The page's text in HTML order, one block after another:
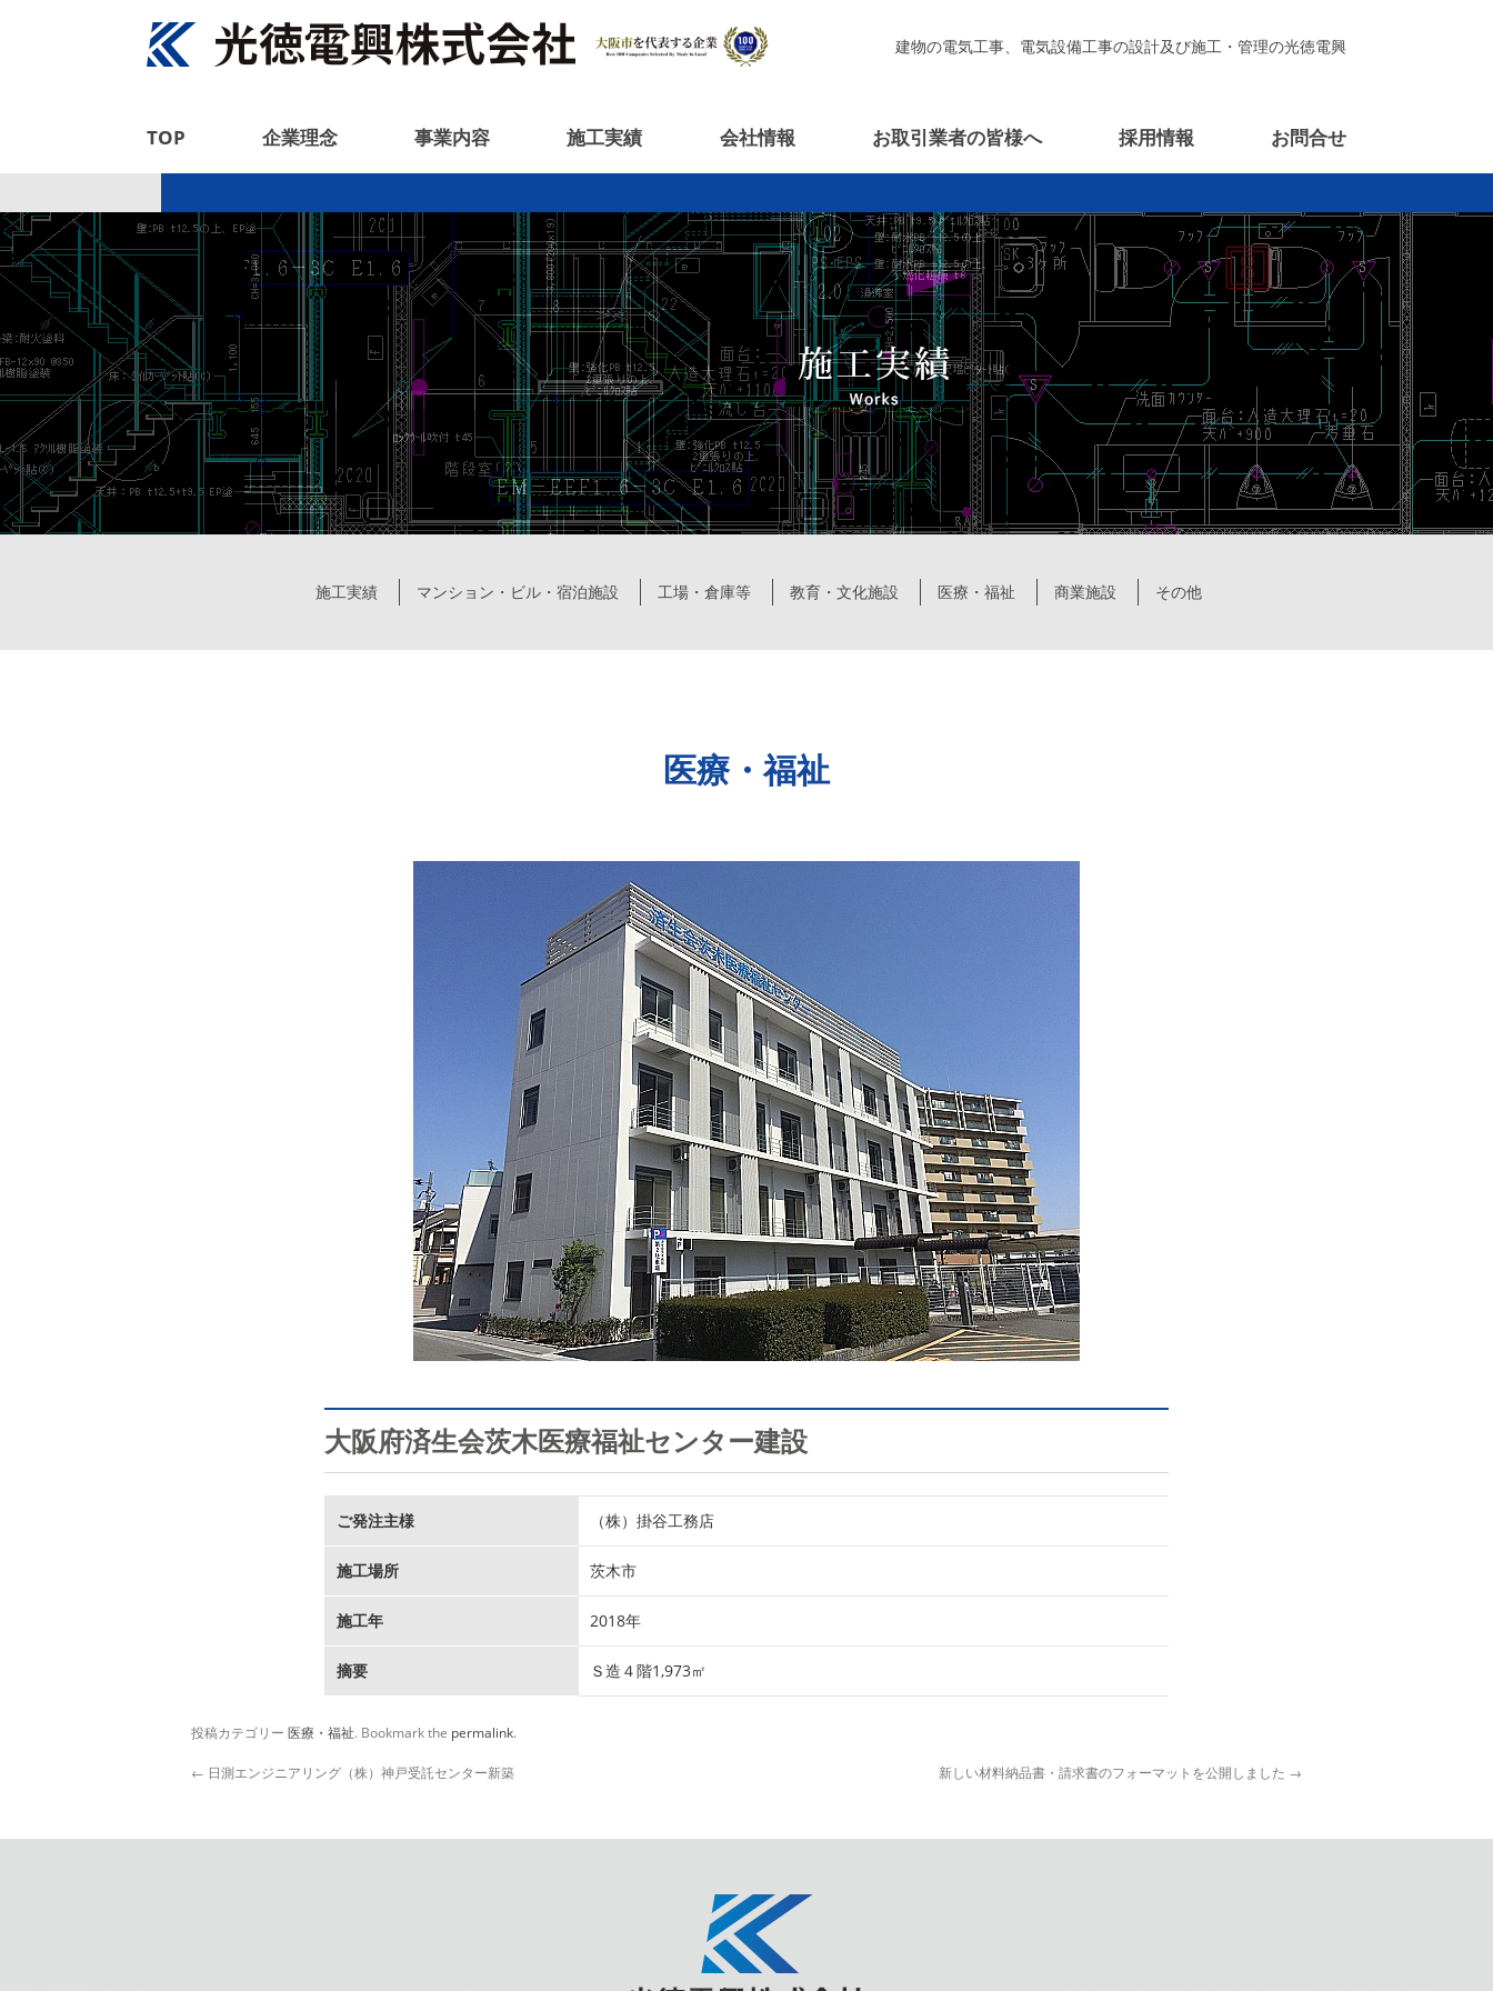
建物の電気工事、電気設備工事の設計及び施工・管理の光徳電興
TOP 企業理念 事業内容 施工実績 会社情報 お取引業者の皆様へ 採用情報 お問合せ
施工実績 マンション・ビル・宿泊施設 工場・倉庫等 教育・文化施設 医療・福祉 商業施設 その他
医療・福祉
大阪府済生会茨木医療福祉センター建設
ご発注主様 （株）掛谷工務店
施工場所 茨木市
施工年 2018年
摘要 Ｓ造４階1,973㎡
投稿カテゴリー 医療・福祉. Bookmark the permalink.
← 日測エンジニアリング（株）神戸受託センター新築 新しい材料納品書・請求書のフォーマットを公開しました →